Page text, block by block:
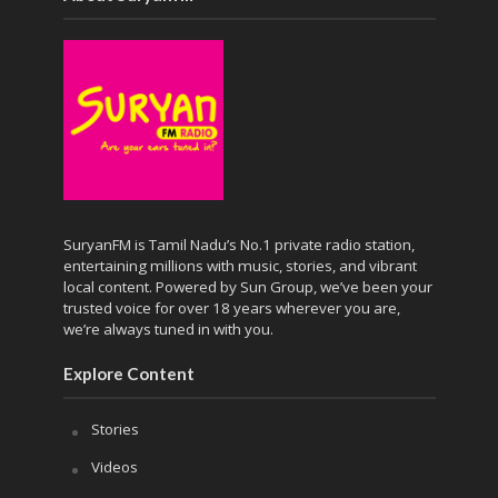
SuryanFM is Tamil Nadu’s No.1 private radio station,
entertaining millions with music, stories, and vibrant
local content. Powered by Sun Group, we’ve been your
trusted voice for over 18 years wherever you are,
we’re always tuned in with you.
Explore Content
Stories
Videos